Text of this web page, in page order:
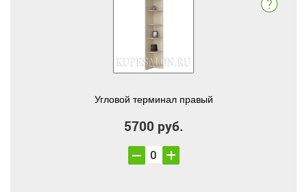
Угловой терминал правый
5700 руб.